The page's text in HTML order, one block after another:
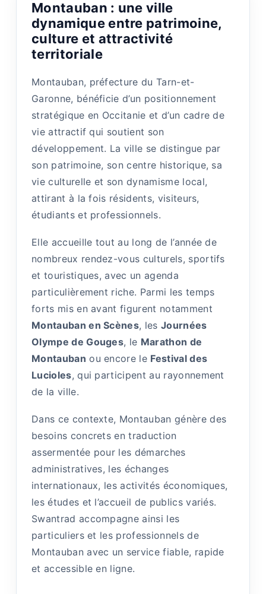
Montauban : une ville
dynamique entre patrimoine,
culture et attractivité
territoriale
Montauban, préfecture du Tarn-et-
Garonne, bénéficie d’un positionnement
stratégique en Occitanie et d’un cadre de
vie attractif qui soutient son
développement. La ville se distingue par
son patrimoine, son centre historique, sa
vie culturelle et son dynamisme local,
attirant à la fois résidents, visiteurs,
étudiants et professionnels.
Elle accueille tout au long de l’année de
nombreux rendez-vous culturels, sportifs
et touristiques, avec un agenda
particulièrement riche. Parmi les temps
forts mis en avant figurent notamment
Montauban en Scènes, lesJournées
Olympe de Gouges, le Marathon de
Montauban ou encore le Festival des
Lucioles, qui participent au rayonnement
de la ville.
Dans ce contexte, Montauban génère des
besoins concrets en traduction
assermentée pour les démarches
administratives, les échanges
internationaux, les activités économiques,
les études et l’accueil de publics variés.
Swantrad accompagne ainsi les
particuliers et les professionnels de
Montauban avec un service fiable, rapide
et accessible en ligne.